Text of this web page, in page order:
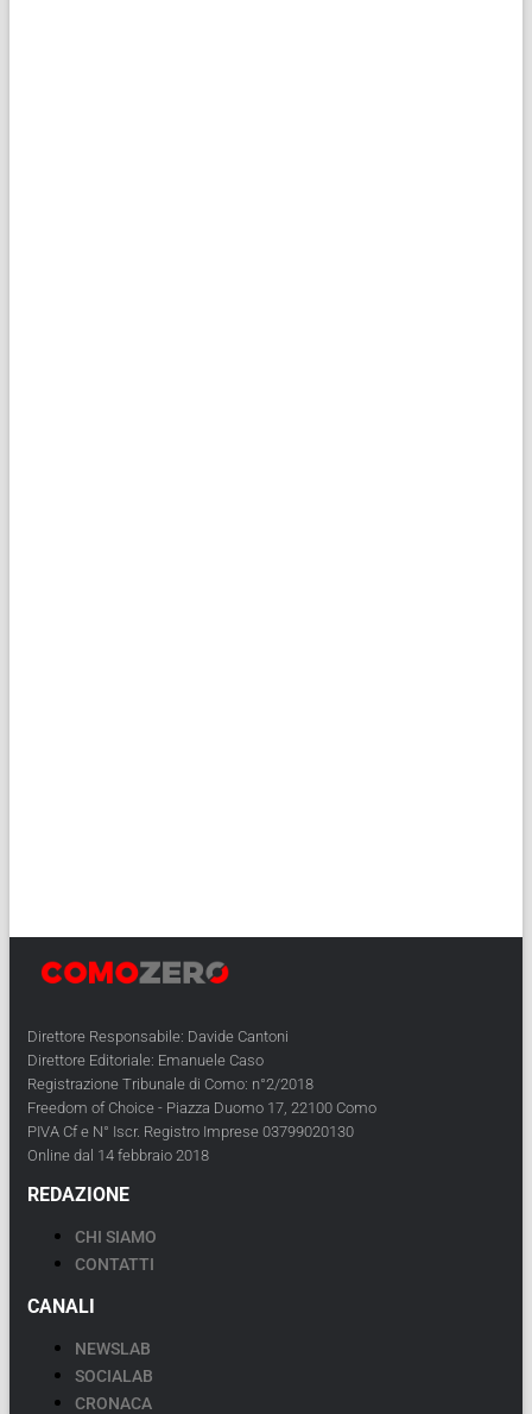
Direttore Responsabile: Davide Cantoni
Direttore Editoriale: Emanuele Caso
Registrazione Tribunale di Como: n°2/2018
Freedom of Choice - Piazza Duomo 17, 22100 Como
PIVA Cf e N° Iscr. Registro Imprese 03799020130
Online dal 14 febbraio 2018
REDAZIONE
CHI SIAMO
CONTATTI
CANALI
NEWSLAB
SOCIALAB
CRONACA